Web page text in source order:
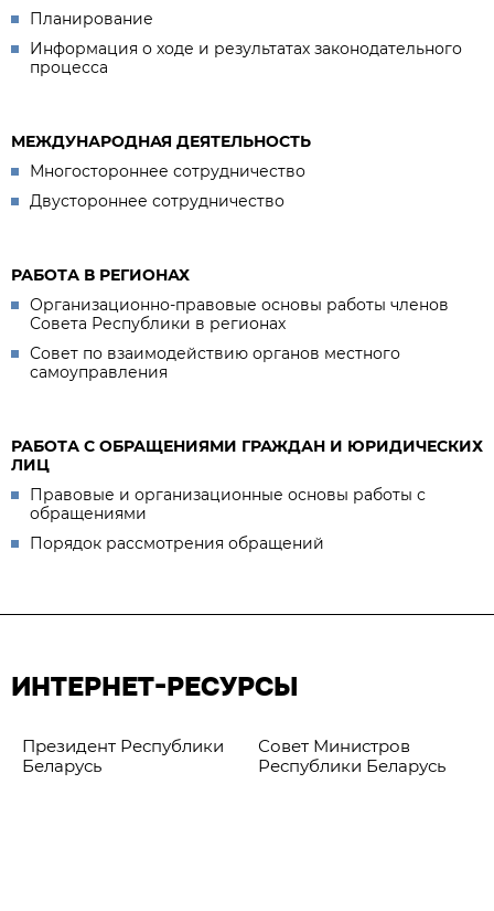
Планирование
Информация о ходе и результатах законодательного
процесса
МЕЖДУНАРОДНАЯ ДЕЯТЕЛЬНОСТЬ
Многостороннее сотрудничество
Двустороннее сотрудничество
РАБОТА В РЕГИОНАХ
Организационно-правовые основы работы членов
Совета Республики в регионах
Совет по взаимодействию органов местного
самоуправления
РАБОТА С ОБРАЩЕНИЯМИ ГРАЖДАН И ЮРИДИЧЕСКИХ
ЛИЦ
Правовые и организационные основы работы с
обращениями
Порядок рассмотрения обращений
ИНТЕРНЕТ-РЕСУРСЫ
Президент Республики
Беларусь
Совет Министров
Республики Беларусь